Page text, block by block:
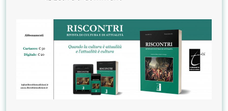
Uniti
nuova
patria
marxismo?